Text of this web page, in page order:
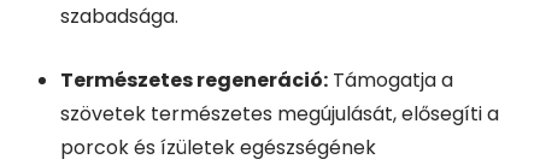
szabadsága.
Természetes regeneráció: Támogatja a
szövetek természetes megújulását, elősegíti a
porcok és ízületek egészségének